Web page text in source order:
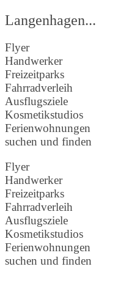
Langenhagen...
Flyer
Handwerker
Freizeitparks
Fahrradverleih
Ausflugsziele
Kosmetikstudios
Ferienwohnungen
suchen und finden
Flyer
Handwerker
Freizeitparks
Fahrradverleih
Ausflugsziele
Kosmetikstudios
Ferienwohnungen
suchen und finden